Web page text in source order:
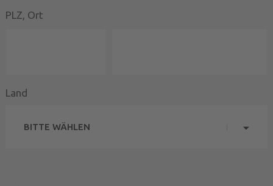
PLZ, Ort
Land
BITTE WÄHLEN